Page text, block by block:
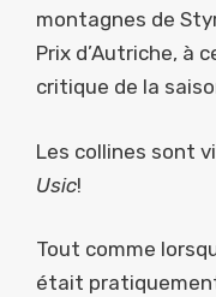
montagnes de
Prix d’Autriche, à
critique de la
Les collines sont
Usic!
Tout comme
était